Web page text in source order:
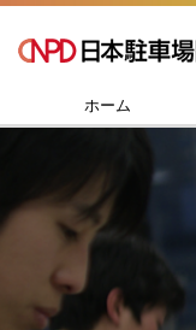
ホーム